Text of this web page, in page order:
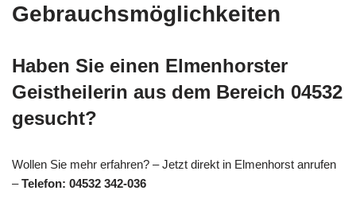
Gebrauchsmöglichkeiten
Haben Sie einen Elmenhorster
Geistheilerin aus dem Bereich 04532
gesucht?
Wollen Sie mehr erfahren? – Jetzt direkt in Elmenhorst anrufen
–Telefon: 04532 342-036